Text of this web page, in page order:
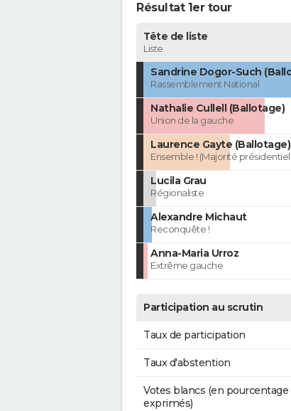
Résultat 1er tour
Tête de liste
Liste
Sandrine Dogor-Such
Rassemblement National
Nathalie Cullell (Ballotage)
Union de la gauche
Laurence Gayte (Ballotage)
Ensemble ! (Majorité
Lucila Grau
Régionaliste
Alexandre Michaut
Reconquête !
Anna-Maria Urroz
Extrême gauche
Participation au scrutin
Taux de participation
Taux d'abstention
Votes blancs (en pourcentage
exprimés)